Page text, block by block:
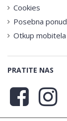
Cookies
Posebna
Otkup
PRATITE NAS